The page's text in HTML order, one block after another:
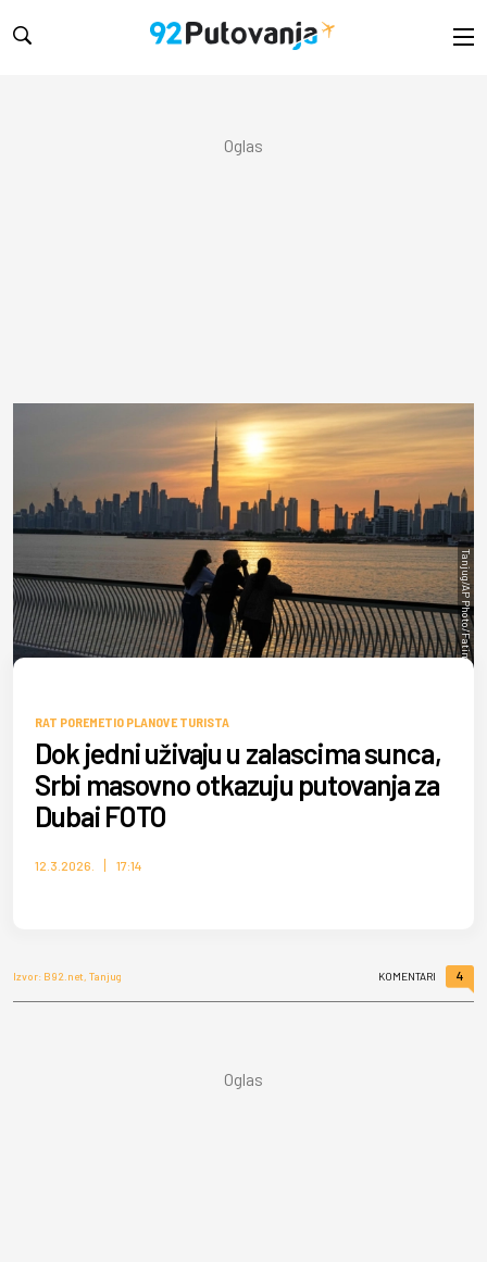
Tanjug/AP Photo/Fatima Shbair
RAT POREMETIO PLANOVE TURISTA
Dok jedni uživaju u zalascima sunca,
Srbi masovno otkazuju putovanja za
Dubai FOTO
12.3.2026. 17:14
Izvor: B92.net, Tanjug KOMENTARI 4